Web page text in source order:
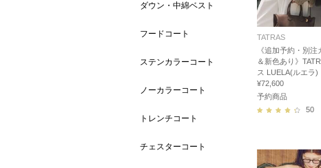
ダウン・中綿ベスト
フードコート
ステンカラーコート
ノーカラーコート
トレンチコート
チェスターコート
TATRAS
《追加予約・別注
＆新色あり》
ス LUELA(ルエラ)
¥72,600
予約商品
50